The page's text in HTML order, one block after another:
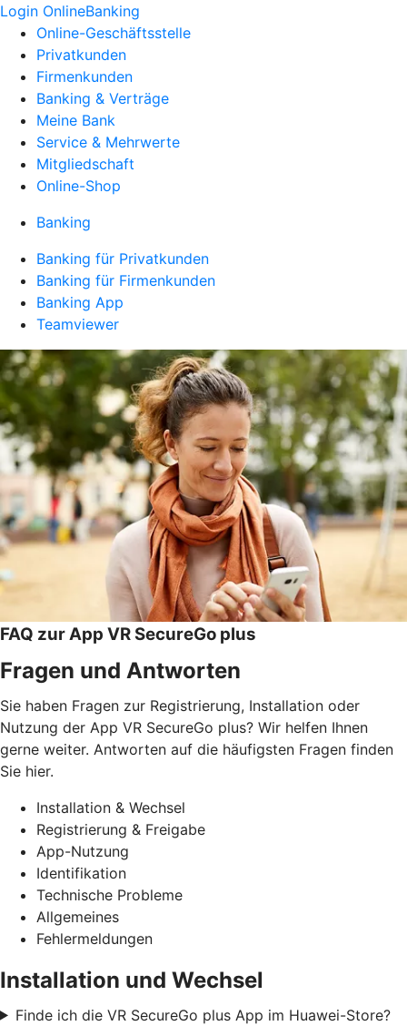
Login OnlineBanking
Online-Geschäftsstelle
Privatkunden
Firmenkunden
Banking & Verträge
Meine Bank
Service & Mehrwerte
Mitgliedschaft
Online-Shop
Banking
Banking für Privatkunden
Banking für Firmenkunden
Banking App
Teamviewer
FAQ zur App VR SecureGo plus
Fragen und Antworten
Sie haben Fragen zur Registrierung, Installation oder
Nutzung der App VR SecureGo plus? Wir helfen Ihnen
gerne weiter. Antworten auf die häufigsten Fragen finden
Sie hier.
Installation & Wechsel
Registrierung & Freigabe
App-Nutzung
Identifikation
Technische Probleme
Allgemeines
Fehlermeldungen
Installation und Wechsel
Finde ich die VR SecureGo plus App im Huawei-Store?